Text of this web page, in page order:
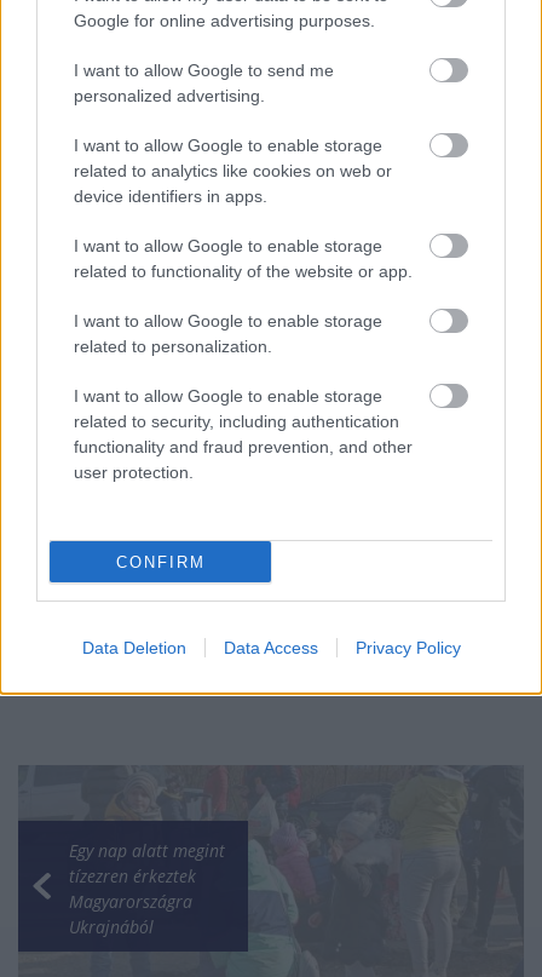
Google for online advertising purposes.
I want to allow Google to send me
personalized advertising.
I want to allow Google to enable storage
related to analytics like cookies on web or
device identifiers in apps.
I want to allow Google to enable storage
related to functionality of the website or app.
I want to allow Google to enable storage
related to personalization.
I want to allow Google to enable storage
related to security, including authentication
functionality and fraud prevention, and other
user protection.
CONFIRM
Data Deletion Data Access Privacy Policy
Minden idők legjövedelmezőbbje és
gyorsmérleg
HÍREK 2026. júl. 20.
Mi lett Alain Delon vagyonával? Adóhatósági
2026. júl. 19.
Egy nap alatt megint
tízezren érkeztek
Magyarországra
Ukrajnából